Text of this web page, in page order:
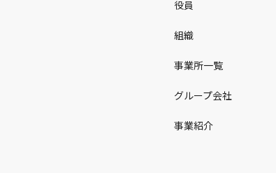
役員
組織
事業所一覧
グループ会社
事業紹介